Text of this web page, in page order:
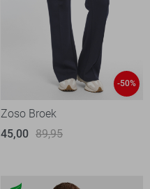
-50%
Zoso Broek
45,00 89,95